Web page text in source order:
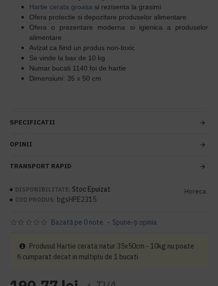
Hartie cerata groasa si rezisenta la grasimi
Ofera protectie si depozitare produselor alimentare
Ofera o prezentare moderna si igienica a produselor
alimentare
Avizat ca fiind un produs non-toxic
Se vinde la bax de 10 kg
Numar bucati 1140 foi de hartie
Dimensiuni: 35 x 50 cm
SPECIFICATII
OPINII
TRANSPORT RAPID
DISPONIBILITATE: Stoc Epuizat
COD PRODUS: bgsHPE2315
Horeca
Bazată pe 0 note. - Spune-ţi opinia
Produsul Hartie cerata natur 35x50cm - 10kg nu poate
fi cumparat decat in multiplu de 1 bucati